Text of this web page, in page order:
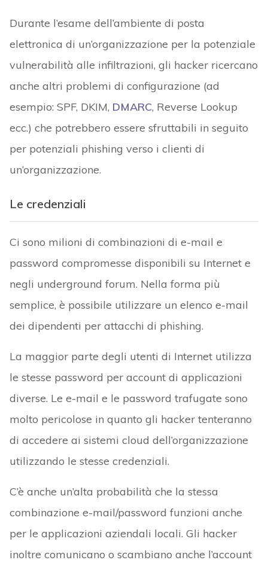
Durante l’esame dell’ambiente di posta
elettronica di un’organizzazione per la potenziale
vulnerabilità alle infiltrazioni, gli hacker ricercano
anche altri problemi di configurazione (ad
esempio: SPF, DKIM, DMARC, Reverse Lookup
ecc.) che potrebbero essere sfruttabili in seguito
per potenziali phishing verso i clienti di
un’organizzazione.
Le credenziali
Ci sono milioni di combinazioni di e-mail e
password compromesse disponibili su Internet e
negli underground forum. Nella forma più
semplice, è possibile utilizzare un elenco e-mail
dei dipendenti per attacchi di phishing.
La maggior parte degli utenti di Internet utilizza
le stesse password per account di applicazioni
diverse. Le e-mail e le password trafugate sono
molto pericolose in quanto gli hacker tenteranno
di accedere ai sistemi cloud dell’organizzazione
utilizzando le stesse credenziali.
C’è anche un’alta probabilità che la stessa
combinazione e-mail/password funzioni anche
per le applicazioni aziendali locali. Gli hacker
inoltre comunicano o scambiano anche l’account